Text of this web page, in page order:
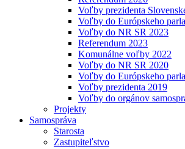
Voľby prezidenta
Voľby do Európskeho
Voľby do NR SR 2023
Referendum 2023
Komunálne voľby 2022
Voľby do NR SR 2020
Voľby do Európskeho
Voľby prezidenta 2019
Voľby do orgánov
Projekty
Samospráva
Starosta
Zastupiteľstvo